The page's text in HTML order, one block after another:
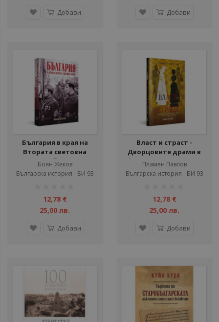
Добави Добави
България в края на
Втората световна
война
Боян Жеков
Българска история - БИ 93
12,78 €
25,00 лв.
Добави
Власт и страст -
Дворцовите драми в
българската история
Пламен Павлов
Българска история - БИ 93
12,78 €
25,00 лв.
Добави